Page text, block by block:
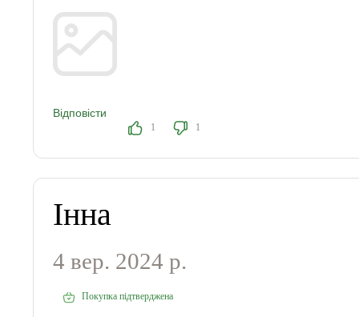
Відповісти
1 1
Інна
4 вер. 2024 р.
Покупка підтверджена